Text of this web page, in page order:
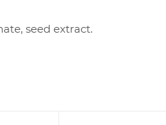
seed extract.